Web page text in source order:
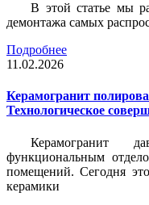
В этой статье мы
демонтажа самых
Подробнее
11.02.2026
Керамогранит
Технологическое
Керамогранит
функциональным
помещений. Сегодня
керамики